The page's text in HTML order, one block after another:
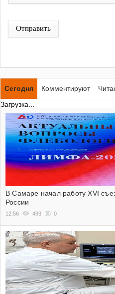
Отправить
Сегодня Комментируют
Загрузка...
В Самаре начал работу XVI
России
12:56 493 0